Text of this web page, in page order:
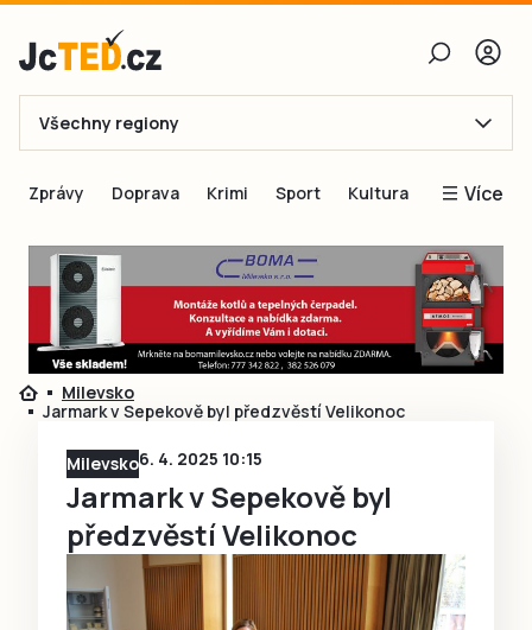
E-mail
Obnovit heslo
Přihlásit se
Ještě nemám účet, chci se
Všechny regiony
Zprávy Doprava Krimi Sport Kultura Více
Blogy
Inspirace
Čtenáři píší
Speciální přílohy
Milevsko
Jarmark v Sepekově byl předzvěstí Velikonoc
Milevsko6. 4. 2025 10:15
Jarmark v Sepekově byl
předzvěstí Velikonoc